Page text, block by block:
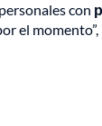
con
el